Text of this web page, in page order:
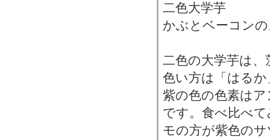
二色大学芋
かぶとベーコン
二色の大学芋は、
色い方は「はる
紫の色の色素は
です。食べ比べ
モの方が紫色の